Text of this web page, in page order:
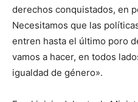
derechos conquistados, en
Necesitamos que las
entren hasta el último poro
vamos a hacer, en todos
igualdad de género».